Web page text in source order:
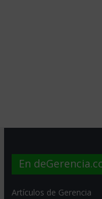
En
Artículos de Gerencia